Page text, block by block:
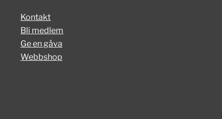
Kontakt
Bli medlem
Ge en gåva
Webbshop